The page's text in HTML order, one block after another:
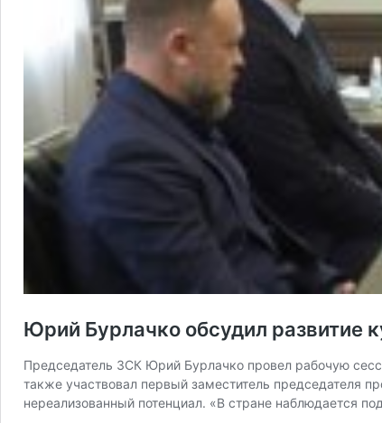
Юрий Бурлачко обсудил развитие
Председатель ЗСК Юрий Бурлачко провел рабочую
также участвовал первый заместитель председателя
нереализованный потенциал. «В стране наблюдается